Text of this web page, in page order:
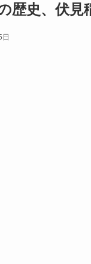
歴史、伏見